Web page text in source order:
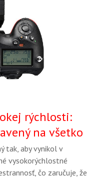
rýchlosti:
na všetko
tak, aby vynikol v
vysokorýchlostné
čo zaručuje, že